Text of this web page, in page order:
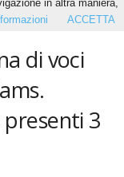
di voci
3
in altra maniera,
ACCETTA